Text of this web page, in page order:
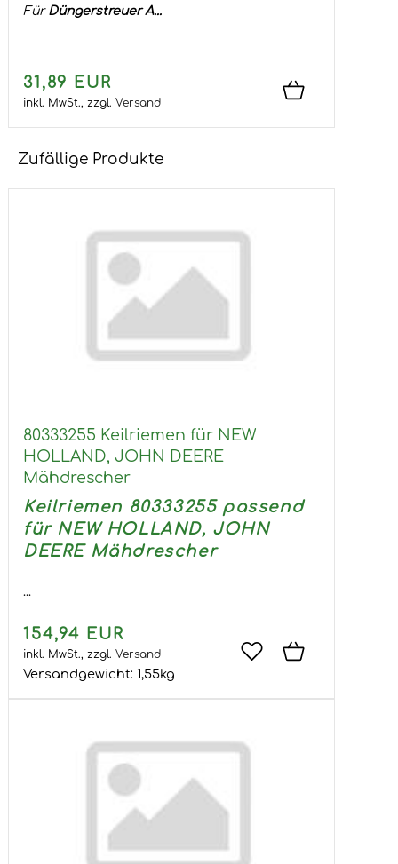
Für Düngerstreuer A...
31,89 EUR
inkl. MwSt., zzgl. Versand
Zufällige Produkte
80333255 Keilriemen für NEW
HOLLAND, JOHN DEERE
Mähdrescher
Keilriemen 80333255 passend
für NEW HOLLAND, JOHN
DEERE Mähdrescher
...
154,94 EUR
inkl. MwSt., zzgl. Versand
Versandgewicht: 1,55kg